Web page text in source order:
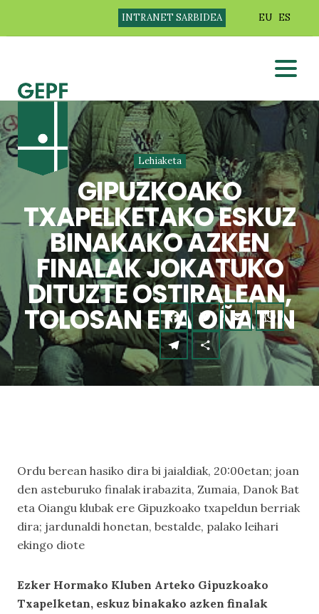
INTRANET SARBIDEA EU ES
Lehiaketa
GIPUZKOAKO
TXAPELKETAKO ESKUZ
BINAKAKO AZKEN
FINALAK JOKATUKO
DITUZTE OSTIRALEAN,
TOLOSAN ETA OÑATIN
Ordu berean hasiko dira bi jaialdiak, 20:00etan; joan
den asteburuko finalak irabazita, Zumaia, Danok Bat
eta Oiangu klubak ere Gipuzkoako txapeldun berriak
dira; jardunaldi honetan, bestalde, palako leihari
ekingo diote
Ezker Hormako Kluben Arteko Gipuzkoako
Txapelketan, eskuz binakako azken finalak